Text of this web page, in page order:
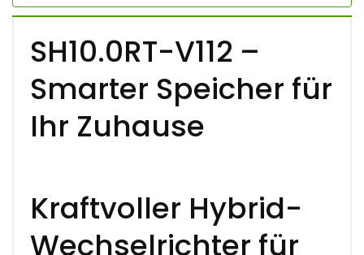
SH10.0RT-V112 –
Smarter Speicher für
Ihr Zuhause
Kraftvoller Hybrid-
Wechselrichter für